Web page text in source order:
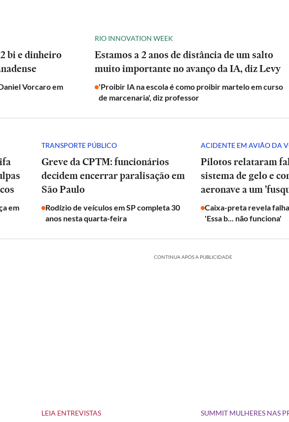
bi e dinheiro
Vorcaro em
RIO INNOVATION WEEK
Estamos a 2 anos de distância de um salto
muito importante no avanço da IA, diz Levy
'Proibir IA na escola é como proibir martelo em curso
de marcenaria', diz professor
em
TRANSPORTE PÚBLICO
Greve da CPTM: funcionários
decidem encerrar paralisação em
São Paulo
Rodízio de veículos em SP completa 30
anos nesta quarta-feira
ACIDENTE EM AVIÃO DA
Pilotos relataram
sistema de gelo e
aeronave a um
Caixa-preta revela
'Essa b... não funciona'
CONTINUA APÓS A PUBLICIDADE
LEIA ENTREVISTAS SUMMIT MULHERES NAS